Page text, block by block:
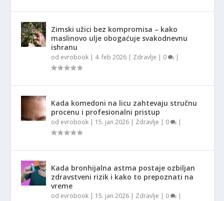
Zimski užici bez kompromisa – kako
maslinovo ulje obogaćuje svakodnevnu
ishranu
od evrobook | 4. feb 2026 | Zdravlje | 0 |
Kada komedoni na licu zahtevaju stručnu
procenu i profesionalni pristup
od evrobook | 15. jan 2026 | Zdravlje | 0 |
Kada bronhijalna astma postaje ozbiljan
zdravstveni rizik i kako to prepoznati na
vreme
od evrobook | 15. jan 2026 | Zdravlje | 0 |